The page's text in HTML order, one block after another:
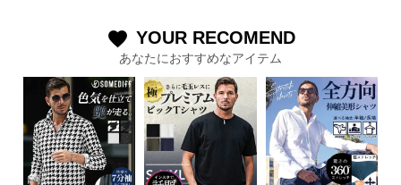
favorite YOUR RECOMEND
あなたにおすすめなアイテム